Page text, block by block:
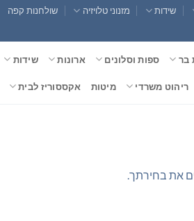
שידות מזנוני טלויזיה שולחנות קפה
בר ספות וסלונים ארונות שידות
ריהוט משרדי מיטות אקססוריז לבית
את בחירתך.